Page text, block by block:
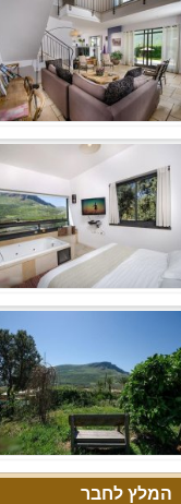
המלץ לחבר